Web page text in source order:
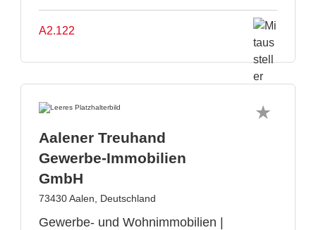
A2.122
Aalener Treuhand
Gewerbe-Immobilien
GmbH
73430 Aalen, Deutschland
Gewerbe- und Wohnimmobilien |